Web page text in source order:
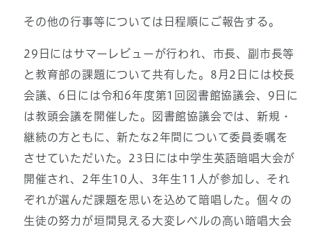
その他の行事等については日程順にご報告する。
29日にはサマーレビューが行われ、市長、副市長等
と教育部の課題について共有した。8月2日には校長
会議、6日には令和6年度第1回図書館協議会、9日に
は教頭会議を開催した。図書館協議会では、新規・
継続の方ともに、新たな2年間について委員委嘱を
させていただいた。23日には中学生英語暗唱大会が
開催され、2年生10人、3年生11人が参加し、それ
ぞれが選んだ課題を思いを込めて暗唱した。個々の
生徒の努力が垣間見える大変レベルの高い暗唱大会